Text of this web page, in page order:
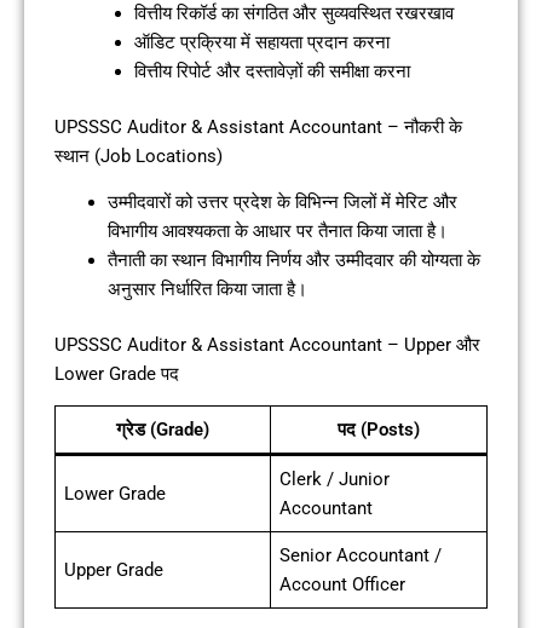
वित्तीय रिकॉर्ड का संगठित और सुव्यवस्थित रखरखाव
ऑडिट प्रक्रिया में सहायता प्रदान करना
वित्तीय रिपोर्ट और दस्तावेज़ों की समीक्षा करना
UPSSSC Auditor & Assistant Accountant – नौकरी के
स्थान (Job Locations)
उम्मीदवारों को उत्तर प्रदेश के विभिन्न जिलों में मेरिट और
विभागीय आवश्यकता के आधार पर तैनात किया जाता है।
तैनाती का स्थान विभागीय निर्णय और उम्मीदवार की योग्यता के
अनुसार निर्धारित किया जाता है।
UPSSSC Auditor & Assistant Accountant – Upper और
Lower Grade पद
ग्रेड (Grade) पद (Posts)
Lower Grade
Clerk / Junior
Accountant
Upper Grade
Senior Accountant /
Account Officer